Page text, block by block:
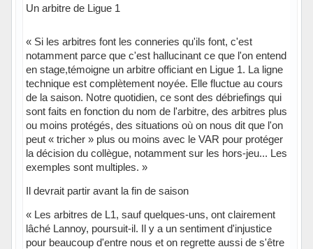
Un arbitre de Ligue 1
« Si les arbitres font les conneries qu'ils font, c'est
notamment parce que c'est hallucinant ce que l'on entend
en stage,témoigne un arbitre officiant en Ligue 1. La ligne
technique est complètement noyée. Elle fluctue au cours
de la saison. Notre quotidien, ce sont des débriefings qui
sont faits en fonction du nom de l'arbitre, des arbitres plus
ou moins protégés, des situations où on nous dit que l'on
peut « tricher » plus ou moins avec le VAR pour protéger
la décision du collègue, notamment sur les hors-jeu... Les
exemples sont multiples. »
Il devrait partir avant la fin de saison
« Les arbitres de L1, sauf quelques-uns, ont clairement
lâché Lannoy, poursuit-il. Il y a un sentiment d'injustice
pour beaucoup d'entre nous et on regrette aussi de s'être